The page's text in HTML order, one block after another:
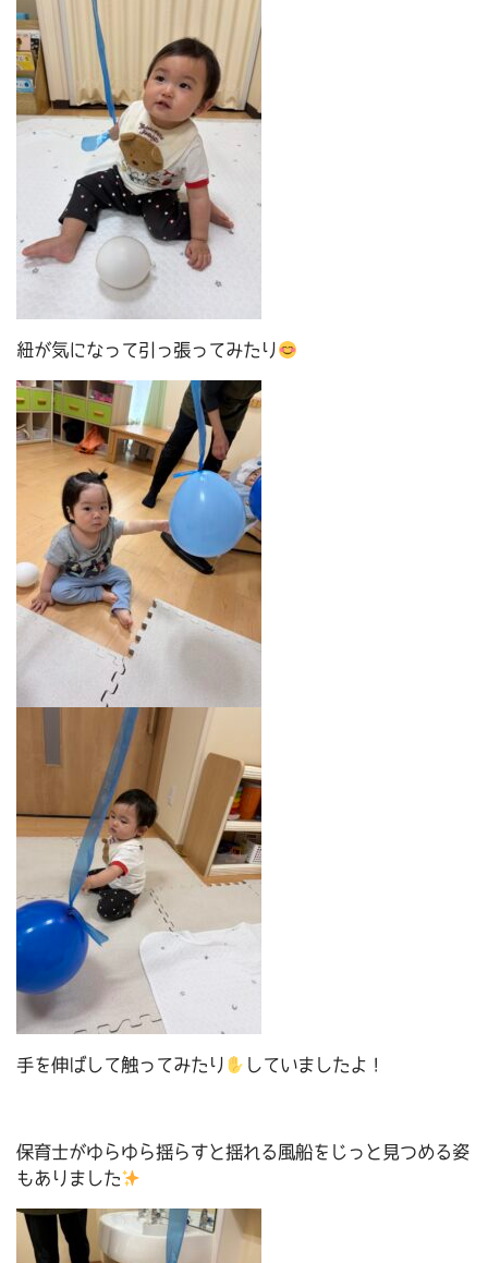
紐が気になって引っ張ってみたり
手を伸ばして触ってみたり していましたよ！
保育士がゆらゆら揺らすと揺れる風船をじっと見つめる姿
もありました